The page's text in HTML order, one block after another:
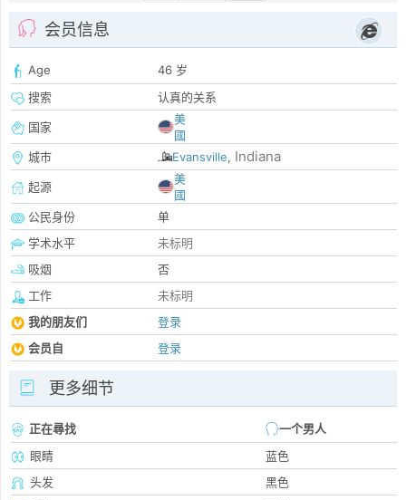
会员信息
Age
46 岁
搜索
认真的关系
国家
美
國
城市
Evansville, Indiana
起源
美
國
公民身份
单
学术水平
未标明
吸烟
否
工作
未标明
我的朋友们
登录
会员自
登录
更多细节
正在尋找
一个男人
眼睛
蓝色
头发
黑色